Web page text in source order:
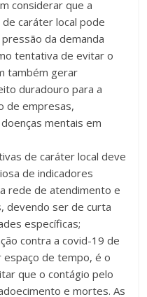
considerar que a
caráter local pode
da demanda
tentativa de evitar o
também gerar
duradouro para a
de empresas,
mentais em
de caráter local deve
de indicadores
rede de atendimento e
devendo ser de curta
específicas;
contra a covid-19 de
de tempo, é o
que o contágio pelo
e mortes. As